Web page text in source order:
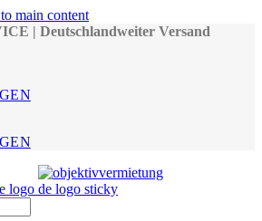
main content
| Deutschlandweiter Versand